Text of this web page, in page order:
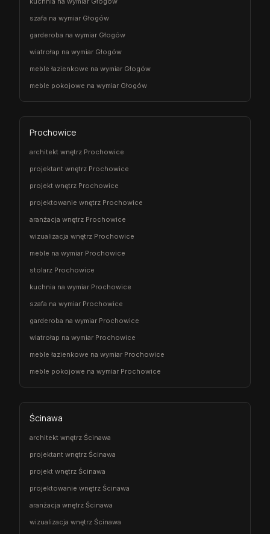
szafa na wymiar Głogów
garderoba na wymiar Głogów
wiatrołap na wymiar Głogów
meble łazienkowe na wymiar Głogów
meble pokojowe na wymiar Głogów
Prochowice
architekt wnętrz Prochowice
projektant wnętrz Prochowice
projekt wnętrz Prochowice
projektowanie wnętrz Prochowice
aranżacja wnętrz Prochowice
wizualizacja wnętrz Prochowice
meble na wymiar Prochowice
stolarz Prochowice
kuchnia na wymiar Prochowice
szafa na wymiar Prochowice
garderoba na wymiar Prochowice
wiatrołap na wymiar Prochowice
meble łazienkowe na wymiar Prochowice
meble pokojowe na wymiar Prochowice
Ścinawa
architekt wnętrz Ścinawa
projektant wnętrz Ścinawa
projekt wnętrz Ścinawa
projektowanie wnętrz Ścinawa
aranżacja wnętrz Ścinawa
wizualizacja wnętrz Ścinawa